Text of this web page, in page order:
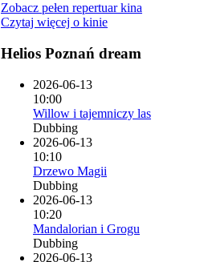
Zobacz pełen repertuar kina
Czytaj więcej o kinie
Helios Poznań dream
2026-06-13
10:00
Willow i tajemniczy las
Dubbing
2026-06-13
10:10
Drzewo Magii
Dubbing
2026-06-13
10:20
Mandalorian i Grogu
Dubbing
2026-06-13